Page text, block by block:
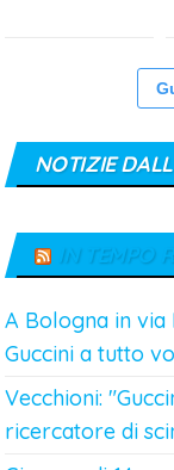
NOTIZIE
IN TEMPO
A Bologna in via
Guccini a tutto
Vecchioni:
ricercatore di